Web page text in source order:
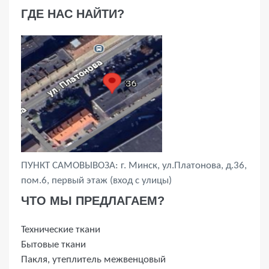
ГДЕ НАС НАЙТИ?
ПУНКТ САМОВЫВОЗА: г. Минск, ул.Платонова, д.36,
пом.6, первый этаж (вход с улицы)
ЧТО МЫ ПРЕДЛАГАЕМ?
Технические ткани
Бытовые ткани
Пакля, утеплитель межвенцовый